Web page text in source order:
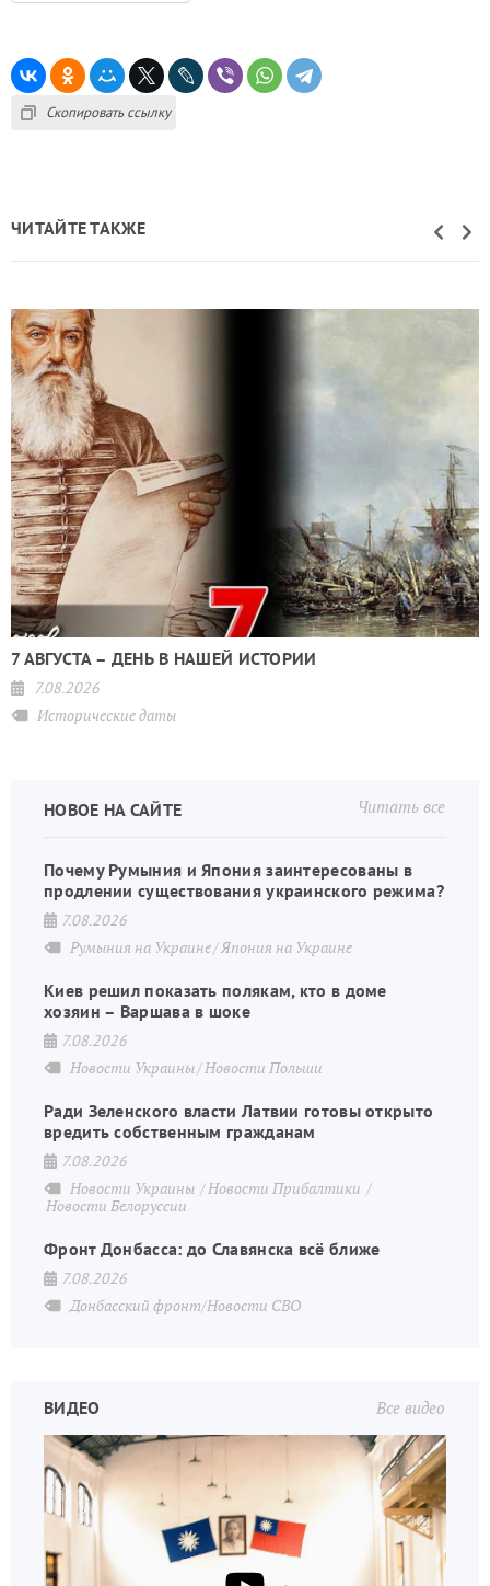
Скопировать ссылку
ЧИТАЙТЕ ТАКЖЕ
7 АВГУСТА – ДЕНЬ В НАШЕЙ ИСТОРИИ
7.08.2026
Исторические даты
Читать все
НОВОЕ НА САЙТЕ
Почему Румыния и Япония заинтересованы в
продлении существования украинского режима?
7.08.2026
Румыния на Украине Япония на Украине
Киев решил показать полякам, кто в доме
хозяин – Варшава в шоке
7.08.2026
Новости Украины Новости Польши
Ради Зеленского власти Латвии готовы открыто
вредить собственным гражданам
7.08.2026
Новости Украины
Новости Прибалтики
Новости Белоруссии
Фронт Донбасса: до Славянска всё ближе
7.08.2026
Донбасский фронт/Новости СВО
Все видео
ВИДЕО